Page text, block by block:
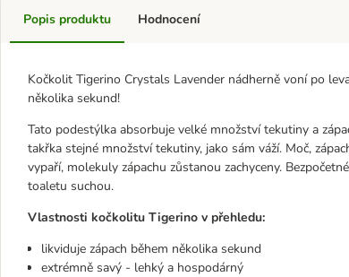
Popis produktu
Kočkolit Tigerino Crystals Lavender nádherně voní po
několika sekund!
Tato podestýlka absorbuje velké množství tekutiny a
takřka stejné množství tekutiny, jako sám váží. Moč,
vypaří, molekuly zápachu zůstanou zachyceny.
toaletu suchou.
Vlastnosti kočkolitu Tigerino v přehledu:
likviduje zápach během několika sekund
extrémně savý - lehký a hospodárný
Hodnocení